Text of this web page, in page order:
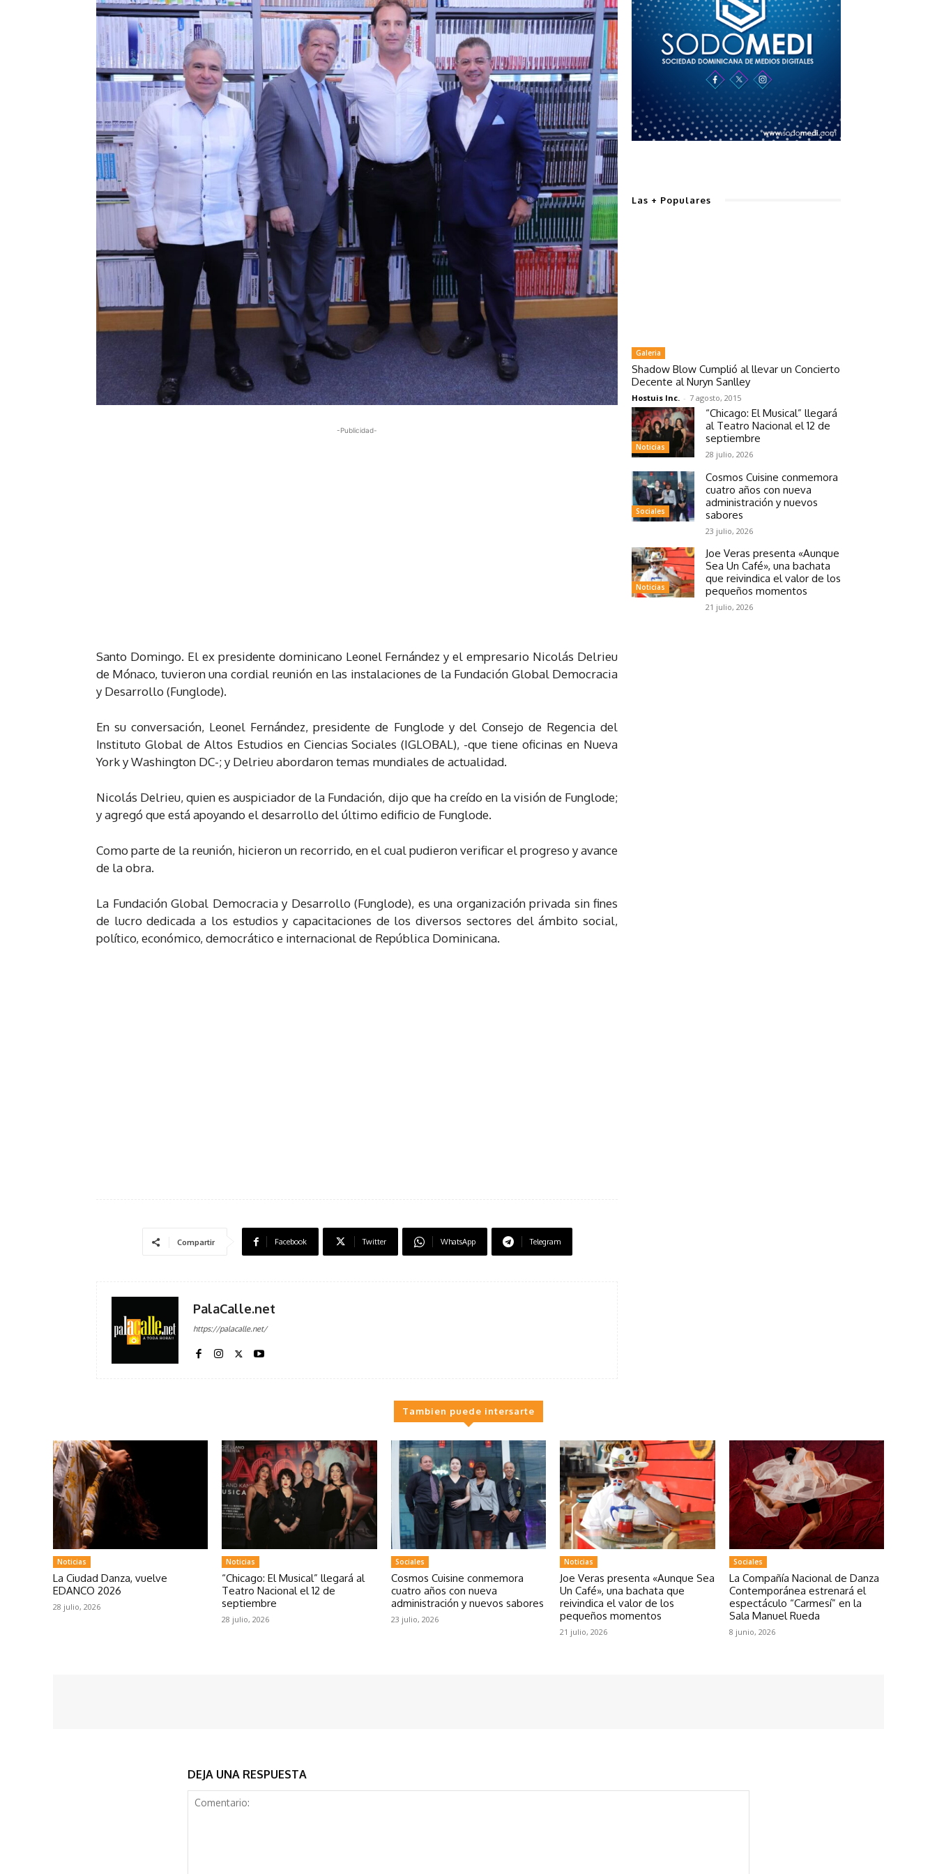
-Publicidad-
Santo Domingo. El ex presidente dominicano Leonel Fernández y el empresario Nicolás Delrieu
de Mónaco, tuvieron una cordial reunión en las instalaciones de la Fundación Global Democracia
y Desarrollo (Funglode).
En su conversación, Leonel Fernández, presidente de Funglode y del Consejo de Regencia del
Instituto Global de Altos Estudios en Ciencias Sociales (IGLOBAL), -que tiene oficinas en Nueva
York y Washington DC-; y Delrieu abordaron temas mundiales de actualidad.
Nicolás Delrieu, quien es auspiciador de la Fundación, dijo que ha creído en la visión de Funglode;
y agregó que está apoyando el desarrollo del último edificio de Funglode.
Como parte de la reunión, hicieron un recorrido, en el cual pudieron verificar el progreso y avance
de la obra.
La Fundación Global Democracia y Desarrollo (Funglode), es una organización privada sin fines
de lucro dedicada a los estudios y capacitaciones de los diversos sectores del ámbito social,
político, económico, democrático e internacional de República Dominicana.
Compartir Facebook Twitter WhatsApp Telegram
PalaCalle.net
https://palacalle.net/
Las + Populares
Galeria
Shadow Blow Cumplió al llevar un Concierto
Decente al Nuryn Sanlley
Hostuis Inc. - 7 agosto, 2015
Noticias
“Chicago: El Musical” llegará
al Teatro Nacional el 12 de
septiembre
28 julio, 2026
Sociales
Cosmos Cuisine conmemora
cuatro años con nueva
administración y nuevos
sabores
23 julio, 2026
Noticias
Joe Veras presenta «Aunque
Sea Un Café», una bachata
que reivindica el valor de los
pequeños momentos
21 julio, 2026
Tambien puede intersarte
Noticias
La Ciudad Danza, vuelve
EDANCO 2026
28 julio, 2026
Noticias
“Chicago: El Musical” llegará al
Teatro Nacional el 12 de
septiembre
28 julio, 2026
Sociales
Cosmos Cuisine conmemora
cuatro años con nueva
administración y nuevos sabores
23 julio, 2026
Noticias
Joe Veras presenta «Aunque Sea
Un Café», una bachata que
reivindica el valor de los
pequeños momentos
21 julio, 2026
Sociales
La Compañía Nacional de Danza
Contemporánea estrenará el
espectáculo “Carmesí” en la
Sala Manuel Rueda
8 junio, 2026
DEJA UNA RESPUESTA